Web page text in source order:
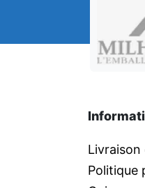
Politique